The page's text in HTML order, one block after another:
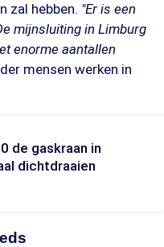
zal hebben. "Er is een
mijnsluiting in Limburg
enorme aantallen
mensen werken in
de gaskraan in
dichtdraaien